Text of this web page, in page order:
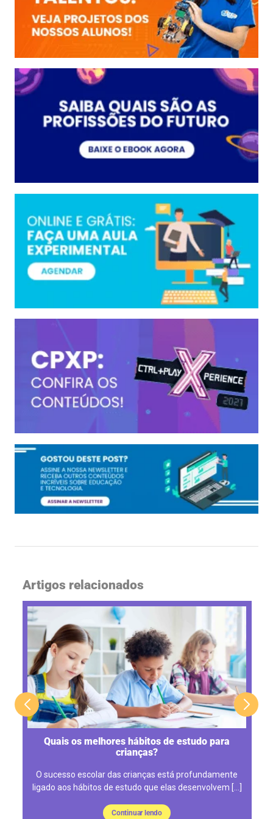
Artigos relacionados
Quais os melhores hábitos de estudo para
crianças?
O sucesso escolar das crianças está profundamente
ligado aos hábitos de estudo que elas desenvolvem […]
Continuar lendo